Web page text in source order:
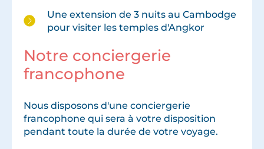
Une extension de 3 nuits au Cambodge
pour visiter les temples d'Angkor
Notre conciergerie
francophone
Nous disposons d'une conciergerie
francophone qui sera à votre disposition
pendant toute la durée de votre voyage.